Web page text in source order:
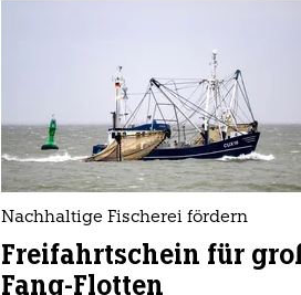
Nachhaltige Fischerei fördern
Freifahrtschein für
Fang-Flotten